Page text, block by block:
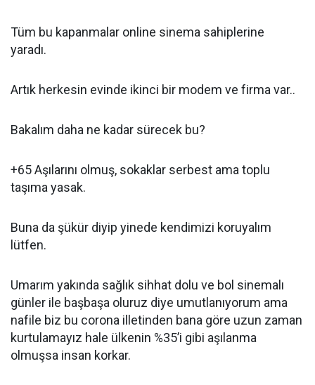
Tüm bu kapanmalar online sinema sahiplerine
yaradı.
Artık herkesin evinde ikinci bir modem ve firma var..
Bakalım daha ne kadar sürecek bu?
+65 Aşılarını olmuş, sokaklar serbest ama toplu
taşıma yasak.
Buna da şükür diyip yinede kendimizi koruyalım
lütfen.
Umarım yakında sağlık sihhat dolu ve bol sinemalı
günler ile başbaşa oluruz diye umutlanıyorum ama
nafile biz bu corona illetinden bana göre uzun zaman
kurtulamayız hale ülkenin %35’i gibi aşılanma
olmuşsa insan korkar.